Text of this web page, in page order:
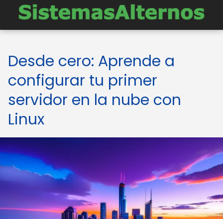
Desde cero: Aprende a
configurar tu primer
servidor en la nube con
Linux